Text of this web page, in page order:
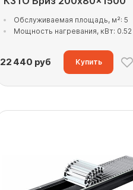
Обслуживаемая площадь, м²: 5
Мощность нагревания, кВт: 0.52
22 440 руб Купить